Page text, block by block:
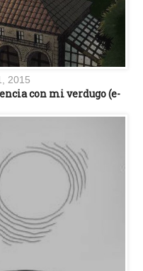
2015
con mi verdugo (e-